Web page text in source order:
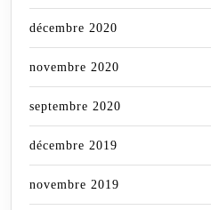
décembre 2020
novembre 2020
septembre 2020
décembre 2019
novembre 2019